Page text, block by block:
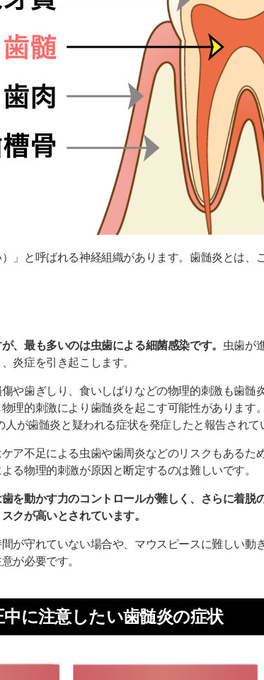
」と呼ばれる神経組織があります。歯髄炎とは、
、最も多いのは虫歯による細菌感染です。 虫歯が
炎症を引き起こします。
や歯ぎしり、食いしばりなどの物理的刺激も歯髄
理的刺激により歯髄炎を起こす可能性があります
が歯髄炎と疑われる症状を発症したと報告されて
ア不足による虫歯や歯周炎などのリスクもあるた
る物理的刺激が原因と断定するのは難しいです。
を動かす力のコントロールが難しく、さらに着脱
クが高いとされています。
が守れていない場合や、マウスピースに難しい動
が必要です。
に注意したい歯髄炎の症状